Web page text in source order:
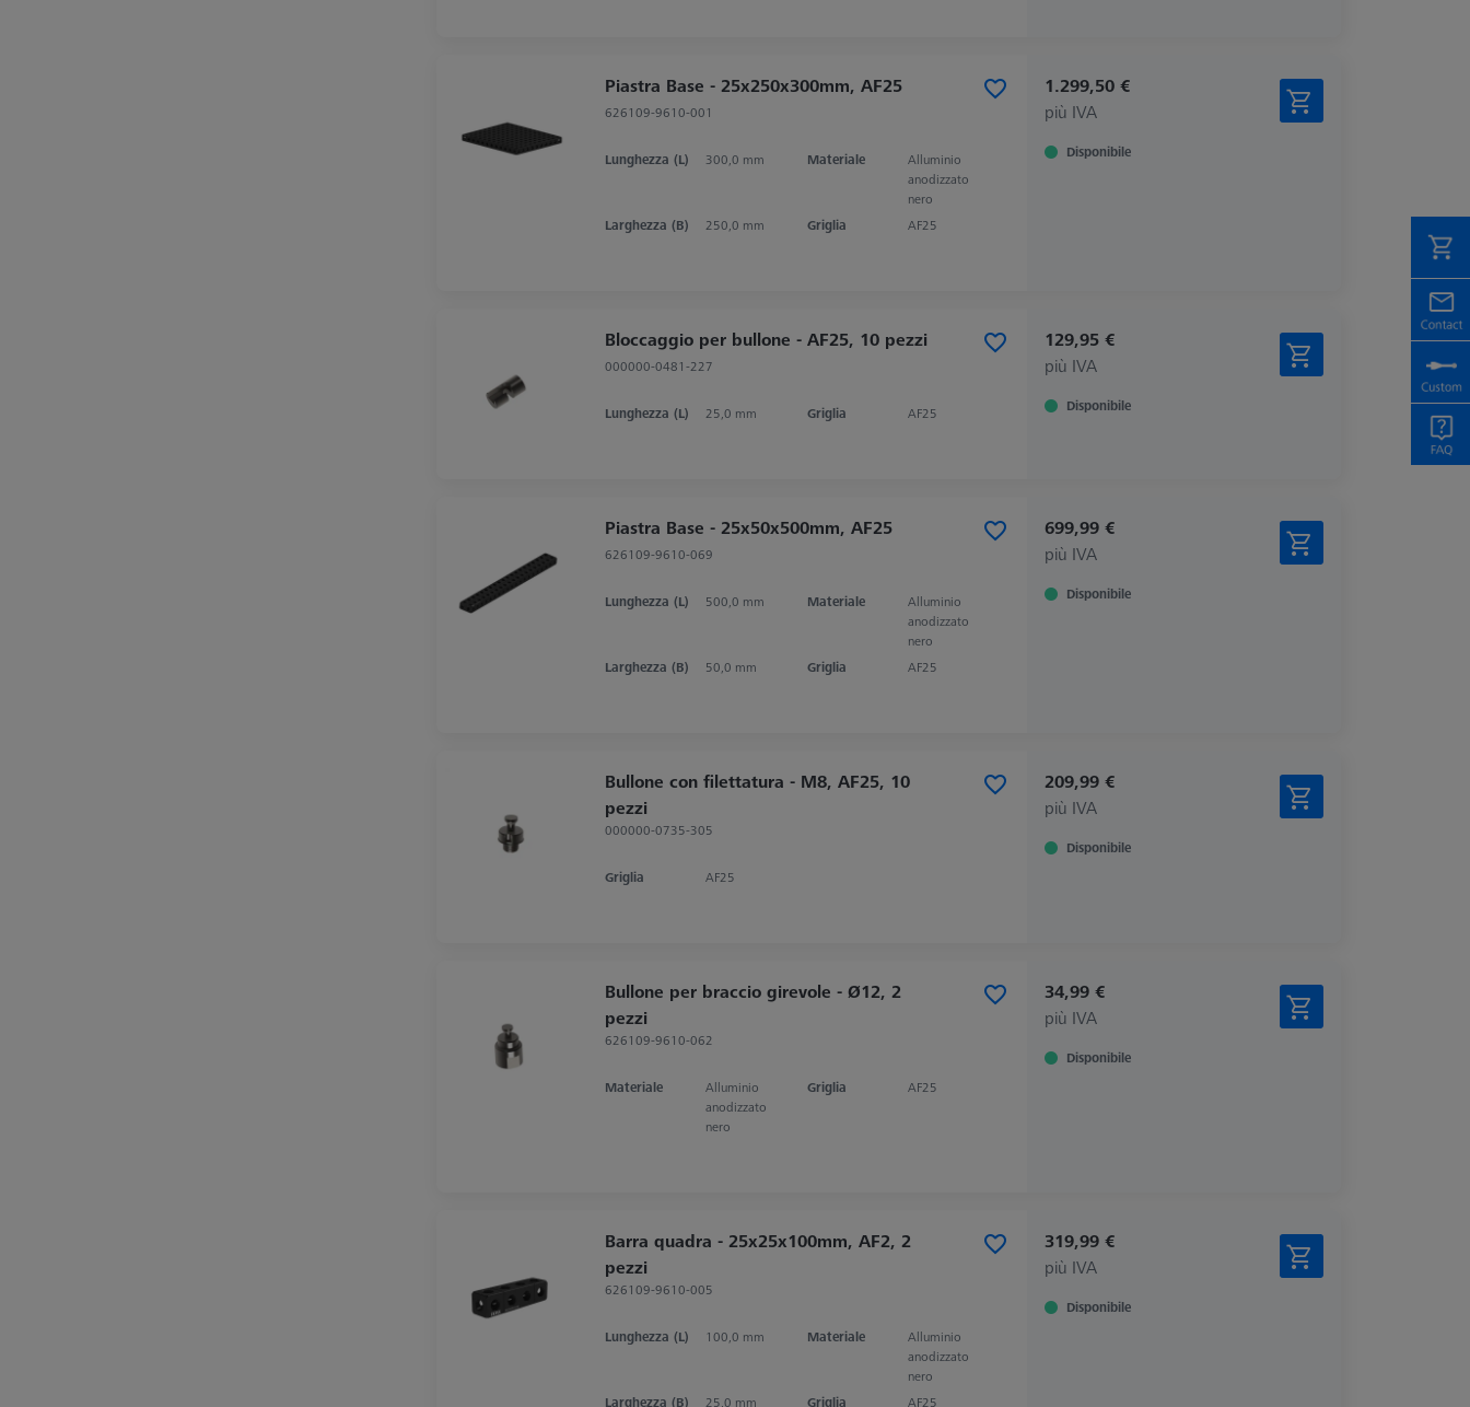
Piastra Base - 25x250x300mm, AF25
626109-9610-001
Lunghezza (L) 300,0 mm Materiale
Alluminio
anodizzato
nero
Larghezza (B)
250,0 mm Griglia AF25
1.299,50 €
più IVA
Disponibile
Bloccaggio per bullone - AF25, 10 pezzi
000000-0481-227
Lunghezza (L) 25,0 mm Griglia AF25
129,95 €
più IVA
Disponibile
Piastra Base - 25x50x500mm, AF25
626109-9610-069
Lunghezza (L) 500,0 mm Materiale
Alluminio
anodizzato
nero
Larghezza (B)
50,0 mm Griglia AF25
699,99 €
più IVA
Disponibile
Bullone con filettatura - M8, AF25, 10
pezzi
000000-0735-305
Griglia AF25
209,99 €
più IVA
Disponibile
Bullone per braccio girevole - Ø12, 2
pezzi
626109-9610-062
Materiale
Alluminio
anodizzato
nero
Griglia AF25
34,99 €
più IVA
Disponibile
Barra quadra - 25x25x100mm, AF2, 2
pezzi
626109-9610-005
Lunghezza (L) 100,0 mm Materiale
Alluminio
anodizzato
nero
Larghezza (B)
25,0 mm Griglia AF25
319,99 €
più IVA
Disponibile